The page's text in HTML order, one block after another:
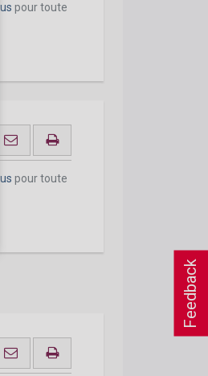
Feedback
pour toute
pour toute